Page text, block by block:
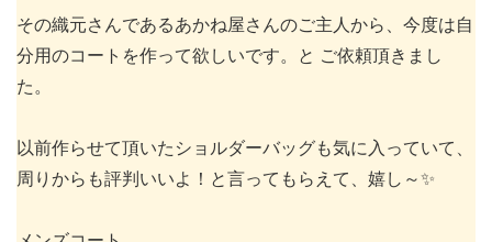
その織元さんであるあかね屋さんのご主人から、今度は自
分用のコートを作って欲しいです。と ご依頼頂きまし
た。
以前作らせて頂いたショルダーバッグも気に入っていて、
周りからも評判いいよ！と言ってもらえて、嬉し～✨